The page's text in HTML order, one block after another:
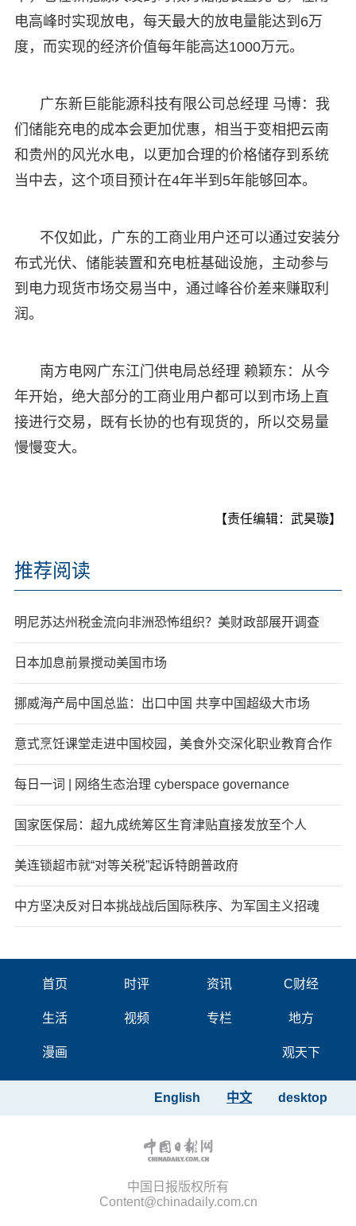
电高峰时实现放电，每天最大的放电量能达到6万
度，而实现的经济价值每年能高达1000万元。
广东新巨能能源科技有限公司总经理 马博：我
们储能充电的成本会更加优惠，相当于变相把云南
和贵州的风光水电，以更加合理的价格储存到系统
当中去，这个项目预计在4年半到5年能够回本。
不仅如此，广东的工商业用户还可以通过安装分
布式光伏、储能装置和充电桩基础设施，主动参与
到电力现货市场交易当中，通过峰谷价差来赚取利
润。
南方电网广东江门供电局总经理 赖颖东：从今
年开始，绝大部分的工商业用户都可以到市场上直
接进行交易，既有长协的也有现货的，所以交易量
慢慢变大。
【责任编辑：武昊璇】
推荐阅读
明尼苏达州税金流向非洲恐怖组织？美财政部展开调查
日本加息前景搅动美国市场
挪威海产局中国总监：出口中国 共享中国超级大市场
意式烹饪课堂走进中国校园，美食外交深化职业教育合作
每日一词 | 网络生态治理 cyberspace governance
国家医保局：超九成统筹区生育津贴直接发放至个人
美连锁超市就“对等关税”起诉特朗普政府
中方坚决反对日本挑战战后国际秩序、为军国主义招魂
首页 时评 资讯 C财经
生活 视频 专栏 地方
漫画 观天下
desktop
中文
English
中国日报版权所有
Content@chinadaily.com.cn